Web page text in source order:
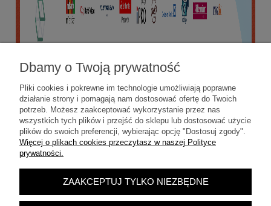
POKAŻ PEŁNĄ WERSJĘ STRONY
Sklep internetowy Shoper.pl
Dbamy o Twoją prywatność
Pliki cookies i pokrewne im technologie umożliwiają poprawne
działanie strony i pomagają nam dostosować ofertę do Twoich
potrzeb. Możesz zaakceptować wykorzystanie przez nas
wszystkich tych plików i przejść do sklepu lub dostosować użycie
plików do swoich preferencji, wybierając opcję "Dostosuj zgody".
Więcej o plikach cookies przeczytasz w naszej Polityce
prywatności.
ZAAKCEPTUJ TYLKO NIEZBĘDNE